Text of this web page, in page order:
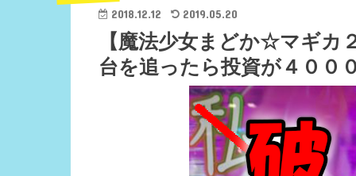
2018.12.12 2019.05.20
【魔法少女まどか☆マギカ
台を追ったら投資が４００